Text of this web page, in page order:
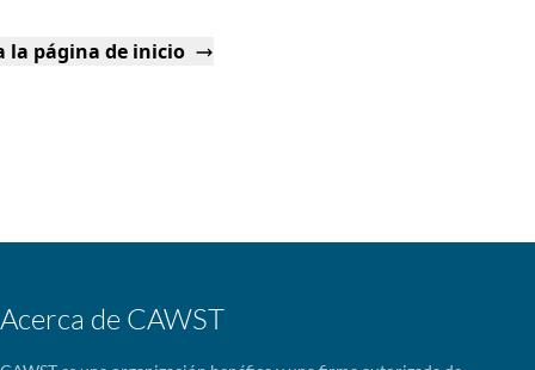
la página de inicio
Acerca de CAWST